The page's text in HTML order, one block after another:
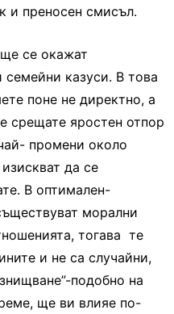
и преносен смисъл.
се окажат
казуси. В това
поне не директно, а
срещате яростен отпор
промени около
да се
В оптимален-
морални
тогава те
и не са случайни,
подобно на
ще ви влияе по-